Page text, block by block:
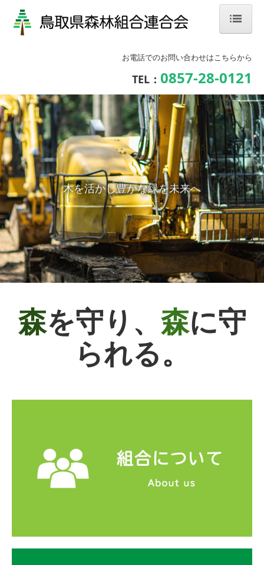
事業内容
(公財)鳥取県林業担い手育成財団
林業ってどんな仕事？
林業就業相談会・体験見学会・イベント
鳥取県内の森林組合・企業紹介
森林の仕事CHANNEL
過去の開催済みイベント
当財団について
鳥取県森林組合系統SDGs宣言
開催会議・研修会等
お問い合わせ
個人情報保護方針
男女共同参画への取り組み
お電話でのお問い合わせはこちらから
TEL： 0857-28-0121
木を活かし豊かな緑を未来へ
森を守り、 森に守
られる。